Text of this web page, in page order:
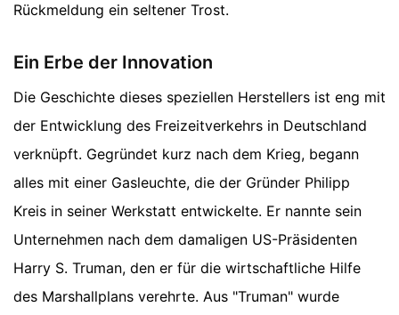
Rückmeldung ein seltener Trost.
Ein Erbe der Innovation
Die Geschichte dieses speziellen Herstellers ist eng mit
der Entwicklung des Freizeitverkehrs in Deutschland
verknüpft. Gegründet kurz nach dem Krieg, begann
alles mit einer Gasleuchte, die der Gründer Philipp
Kreis in seiner Werkstatt entwickelte. Er nannte sein
Unternehmen nach dem damaligen US-Präsidenten
Harry S. Truman, den er für die wirtschaftliche Hilfe
des Marshallplans verehrte. Aus "Truman" wurde